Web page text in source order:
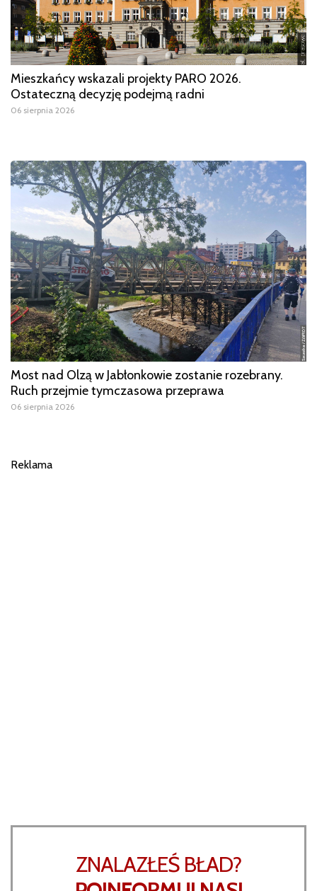
Mieszkańcy wskazali projekty PARO 2026.
Ostateczną decyzję podejmą radni
06 sierpnia 2026
Most nad Olzą w Jabłonkowie zostanie rozebrany.
Ruch przejmie tymczasowa przeprawa
06 sierpnia 2026
Reklama
ZNALAZŁEŚ BŁAD?